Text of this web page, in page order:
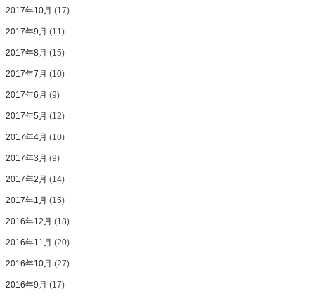
2017年10月 (17)
2017年9月 (11)
2017年8月 (15)
2017年7月 (10)
2017年6月 (9)
2017年5月 (12)
2017年4月 (10)
2017年3月 (9)
2017年2月 (14)
2017年1月 (15)
2016年12月 (18)
2016年11月 (20)
2016年10月 (27)
2016年9月 (17)